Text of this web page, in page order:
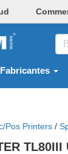
Fabricantes
pos Printers /
TL80III